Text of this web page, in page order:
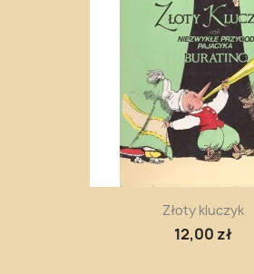
Złoty kluczyk
12,00 zł